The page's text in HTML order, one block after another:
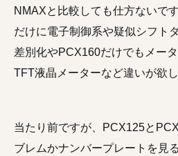
NMAXと比較しても仕方ないで
だけに電子制御系や疑似シフト
差別化やPCX160だけでもメー
TFT液晶メーターなど違いが欲
当たり前ですが、PCX125と
ブレムかナンバープレートを見